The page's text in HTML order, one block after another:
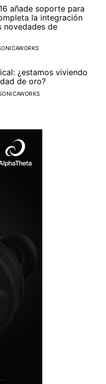
añade soporte para
la integración
novedades de
¿estamos viviendo
de oro?